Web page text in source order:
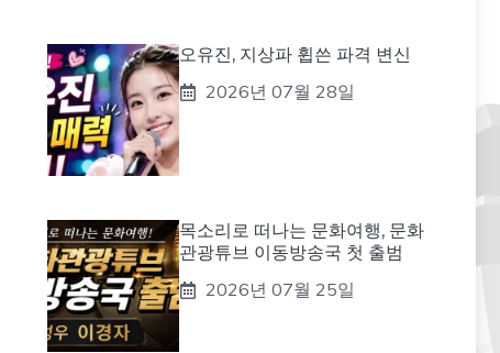
오유진, 지상파 휩쓴 파격 변신
2026년 07월 28일
목소리로 떠나는 문화여행, 문화
관광튜브 이동방송국 첫 출범
2026년 07월 25일